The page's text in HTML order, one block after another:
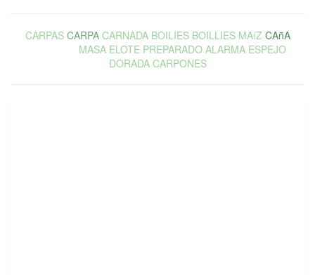
CARPAS CARPA CARNADA BOILIES BOILLIES MAíZ CAñA
MASA ELOTE PREPARADO ALARMA ESPEJO
DORADA CARPONES